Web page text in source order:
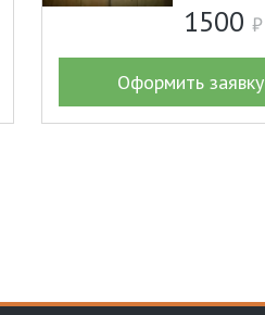
1500
Оформить заявку